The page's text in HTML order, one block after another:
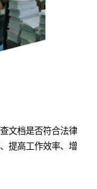
文档是否符合法律
提高工作效率、增